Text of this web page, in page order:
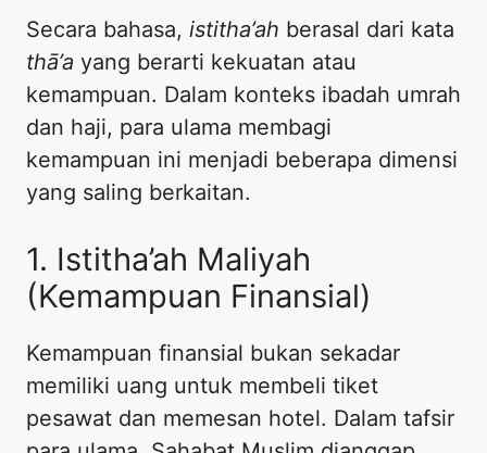
Secara bahasa, istitha’ah berasal dari kata
thā’a yang berarti kekuatan atau
kemampuan. Dalam konteks ibadah umrah
dan haji, para ulama membagi
kemampuan ini menjadi beberapa dimensi
yang saling berkaitan.
1. Istitha’ah Maliyah
(Kemampuan Finansial)
Kemampuan finansial bukan sekadar
memiliki uang untuk membeli tiket
pesawat dan memesan hotel. Dalam tafsir